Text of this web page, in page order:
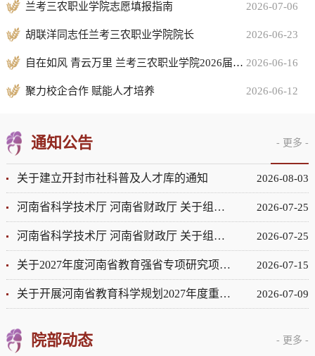
2026-07-06
兰考三农职业学院志愿填报指南
2026-06-23
胡联洋同志任兰考三农职业学院院长
2026-06-16
自在如风 青云万里 兰考三农职业学院2026届毕业生顺利启航
2026-06-12
聚力校企合作 赋能人才培养
通知公告 - 更多 -
关于建立开封市社科普及人才库的通知 2026-08-03
河南省科学技术厅 河南省财政厅 关于组织申报2027年度河南省重点研发专项的通知 2026-07-25
河南省科学技术厅 河南省财政厅 关于组织申报2027年度省科技攻关项目的通知 2026-07-25
关于2027年度河南省教育强省专项研究项目推荐结果的公示 2026-07-15
关于开展河南省教育科学规划2027年度重大课题、重点课题申报工作的通知 2026-07-09
院部动态 - 更多 -